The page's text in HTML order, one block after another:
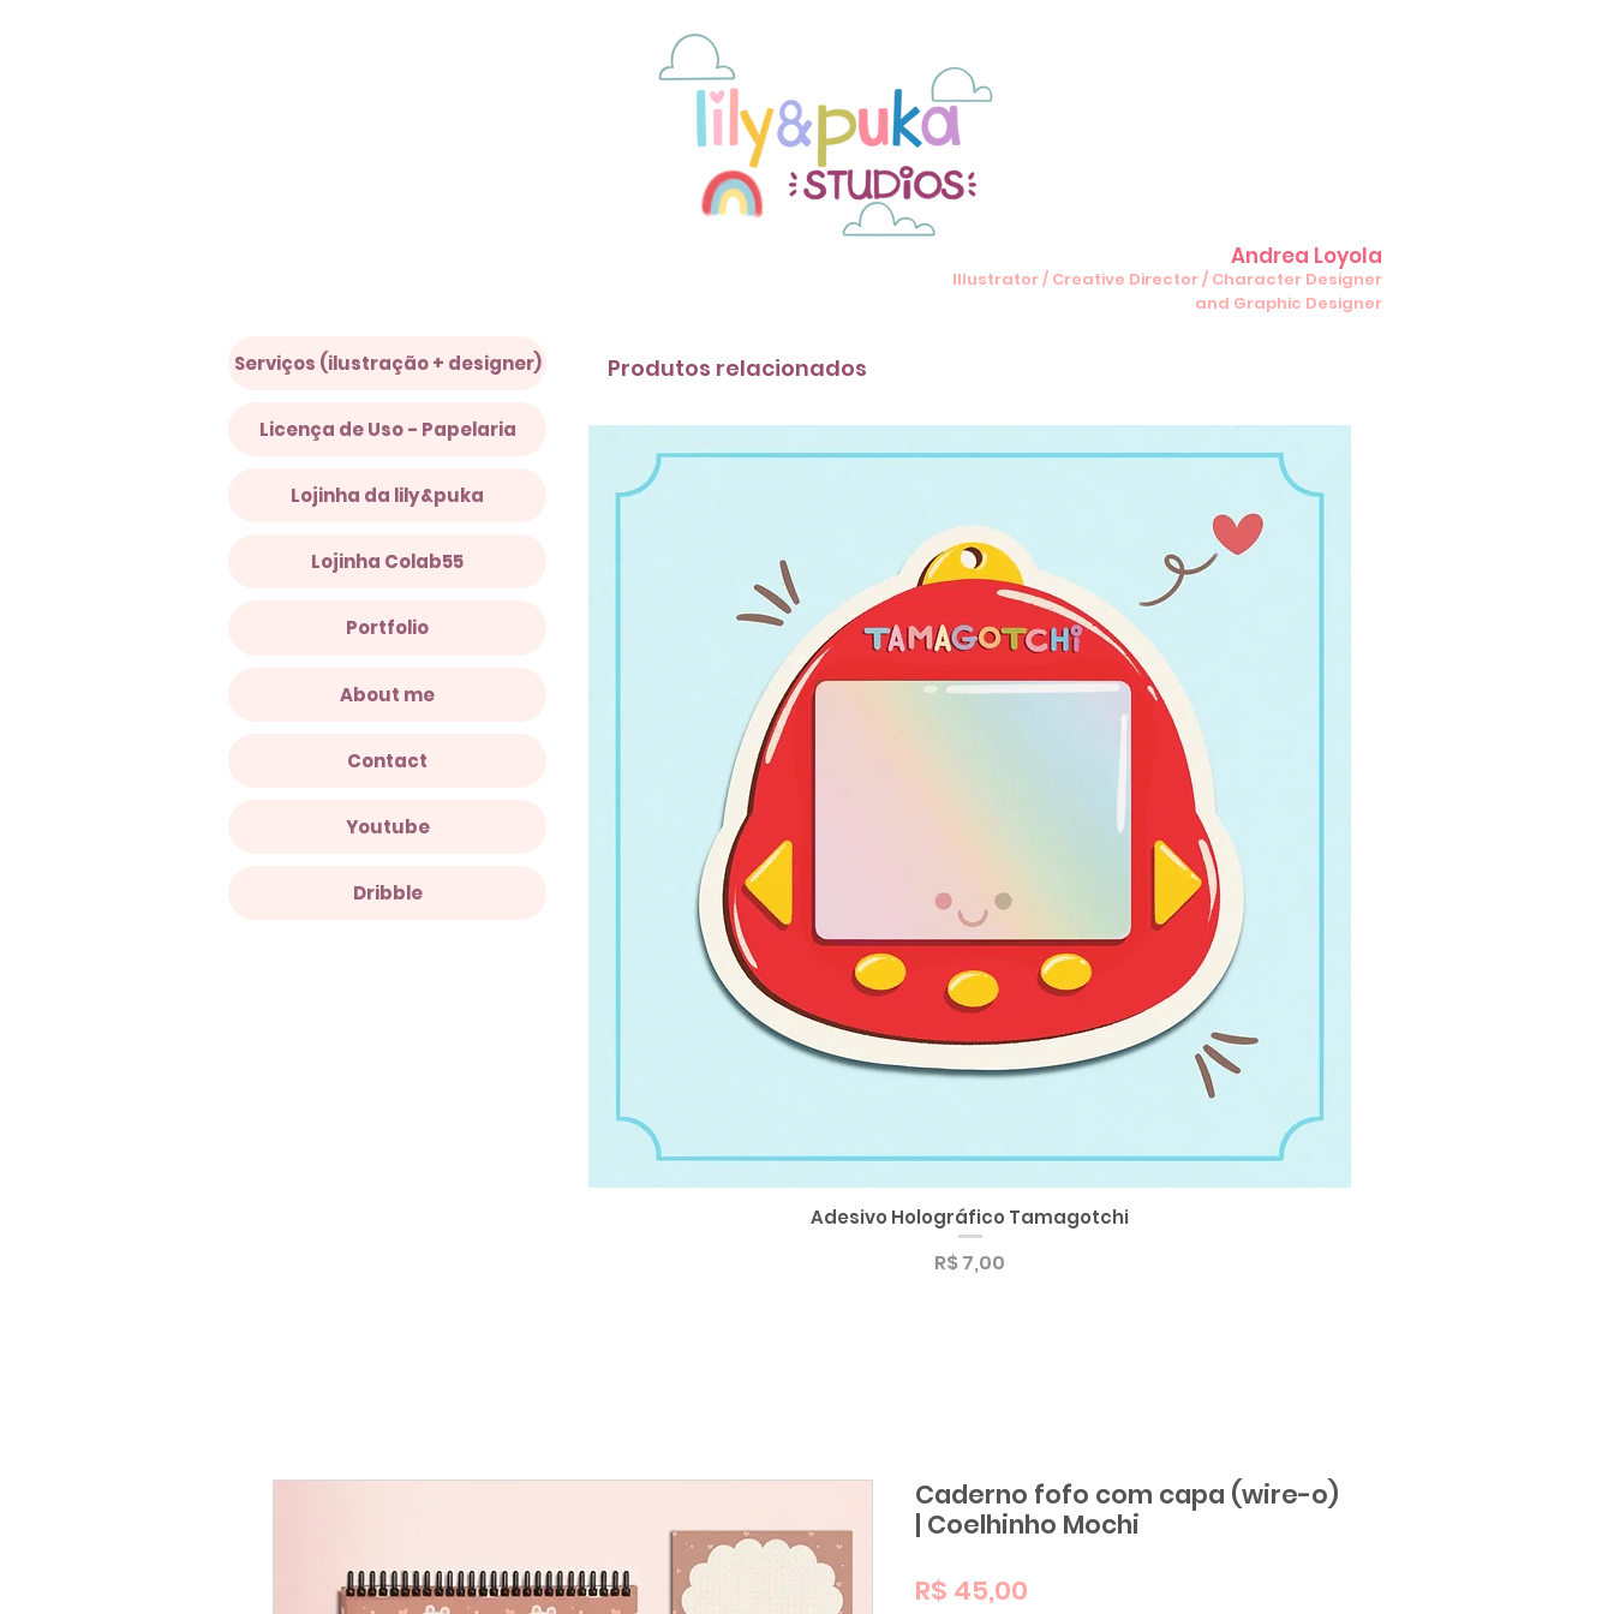
Produtos relacionados
Visualização rápida
Adesivo Holográfico Tamagotchi
Preço
R$ 7,00
Caderno fofo com capa (wire-o)
| Coelhinho Mochi
R$ 45,00
Serviços (ilustração + designer)
Licença de Uso - Papelaria
Lojinha da lily&puka
Lojinha Colab55
Portfolio
About me
Contact
Youtube
Dribble
Andrea Loyola
Illustrator / Creative Director / Character Designer
and Graphic Designer